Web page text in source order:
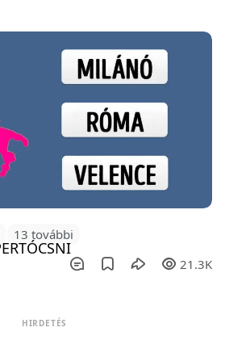
13 további
21.3K
HIRDETÉS